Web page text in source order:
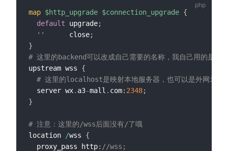
map $http_upgrade $connection_upgrade {
default upgrade;
''
      close
;
}
# 这里的backend可以改成自己需要的名称，我自己用的是
upstream wss {
# 这里的localhost是映射本地服务器，也可以是外网ip，
  server wx
. a3-mall . com: 2348;
}
# 注意：这里的/wss后面没有/了哦
location
/wss {
  proxy_pass http
: //wss;